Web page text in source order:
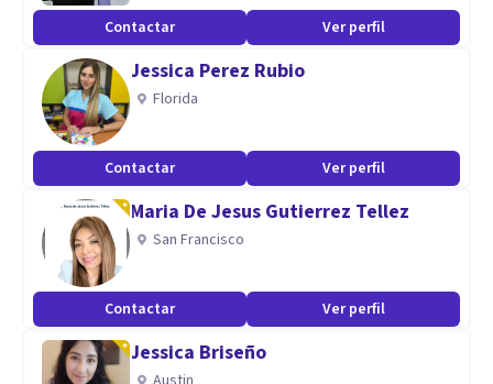
General Sanitaria, retomando así mi propósito de trabajar
directamente en el ámbito de la salud mental y el
acompañamiento terapéutico.
Especialidad
Mi enfoque como psicóloga parte de una mirada humanista,
integradora y centrada en la persona. Me he formado en
terapia focalizada en la emoción y en el acompañamiento
al duelo, dos áreas que reflejan mi compromiso con el
respeto a los ritmos, emociones y necesidades únicas de
cada persona.
Contactar Ver perfil
Jessica Perez Rubio
Florida
Contactar Ver perfil
Maria De Jesus Gutierrez Tellez
San Francisco
Contactar Ver perfil
Jessica Briseño